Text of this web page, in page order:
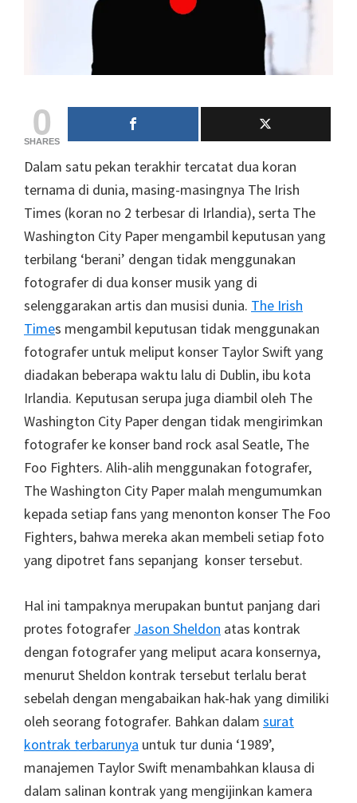
0
SHARES
Dalam satu pekan terakhir tercatat dua koran
ternama di dunia, masing-masingnya The Irish
Times (koran no 2 terbesar di Irlandia), serta The
Washington City Paper mengambil keputusan yang
terbilang ‘berani’ dengan tidak menggunakan
fotografer di dua konser musik yang di
selenggarakan artis dan musisi dunia. The Irish
Times mengambil keputusan tidak menggunakan
fotografer untuk meliput konser Taylor Swift yang
diadakan beberapa waktu lalu di Dublin, ibu kota
Irlandia. Keputusan serupa juga diambil oleh The
Washington City Paper dengan tidak mengirimkan
fotografer ke konser band rock asal Seatle, The
Foo Fighters. Alih-alih menggunakan fotografer,
The Washington City Paper malah mengumumkan
kepada setiap fans yang menonton konser The Foo
Fighters, bahwa mereka akan membeli setiap foto
yang dipotret fans sepanjang konser tersebut.
Hal ini tampaknya merupakan buntut panjang dari
protes fotografer Jason Sheldon atas kontrak
dengan fotografer yang meliput acara konsernya,
menurut Sheldon kontrak tersebut terlalu berat
sebelah dengan mengabaikan hak-hak yang dimiliki
oleh seorang fotografer. Bahkan dalam surat
kontrak terbarunya untuk tur dunia ‘1989’,
manajemen Taylor Swift menambahkan klausa di
dalam salinan kontrak yang mengijinkan kamera